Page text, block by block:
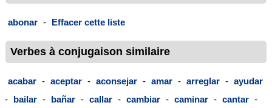
abonar - Effacer cette liste
Verbes à conjugaison similaire
acabar - aceptar - aconsejar - amar - arreglar - ayudar
- bailar - bañar - callar - cambiar - caminar - cantar -